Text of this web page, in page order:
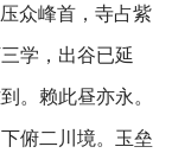
众峰首，寺占紫
学，出谷已延
。赖此昼亦永。
俯二川境。玉垒